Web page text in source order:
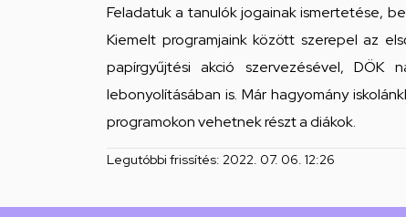
feladatellátási
Feladatuk a tanulók jogainak ismertetése,
Kiemelt programjaink között szerepel az
papírgyűjtési akció szervezésével, DÖK
lebonyolításában is. Már hagyomány
programokon vehetnek részt a diákok.
Legutóbbi frissítés: 2022. 07. 06. 12:26